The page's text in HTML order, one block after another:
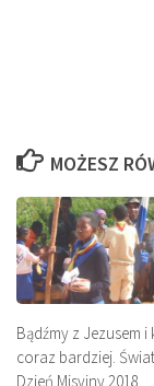
MOŻESZ
Bądźmy z Jezusem
coraz bardziej.
Dzień Misyjny 2018